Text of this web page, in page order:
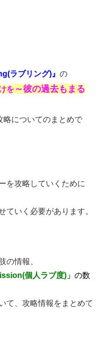
ラブリング)』 の
を～彼の過去もまる
略についてのまとめで
を攻略していくために
ていく必要があります。
の情報、
個人ラブ度)」 の数
て、攻略情報をまとめて